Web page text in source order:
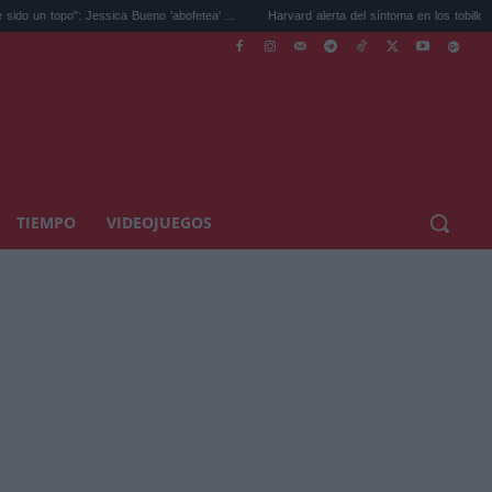
Jessica Bueno 'abofetea' ... Harvard alerta del síntoma en los tobillos por el ...
TIEMPO VIDEOJUEGOS